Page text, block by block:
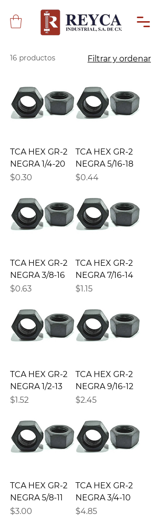
16 productos Filtrar y ordenar
TCA HEX GR-2
NEGRA 1/4-20
Precio
$0.30
TCA HEX GR-2
NEGRA 5/16-18
Precio
$0.44
TCA HEX GR-2
NEGRA 3/8-16
Precio
$0.63
TCA HEX GR-2
NEGRA 7/16-14
Precio
$1.15
TCA HEX GR-2
NEGRA 1/2-13
Precio
$1.52
TCA HEX GR-2
NEGRA 9/16-12
Precio
$2.45
TCA HEX GR-2
NEGRA 5/8-11
Precio
$3.00
TCA HEX GR-2
NEGRA 3/4-10
Precio
$4.85